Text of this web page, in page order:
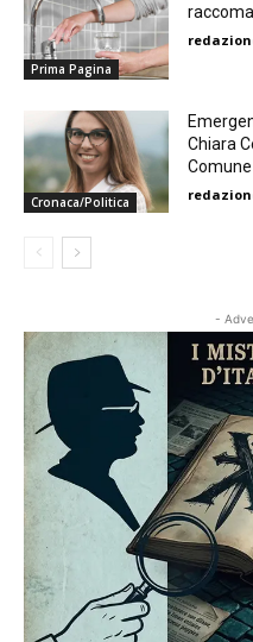
Prima Pagina
Cronaca/Politica
Chiara
-